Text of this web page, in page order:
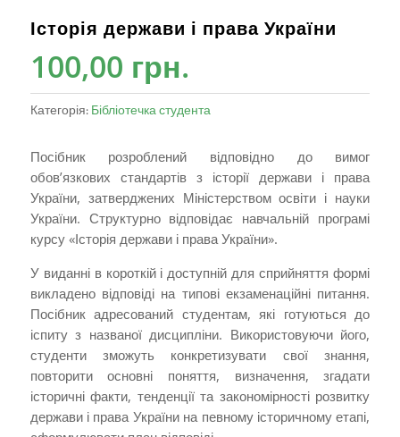
Історія держави і права України
100,00 грн.
Категорія: Бібліотечка студента
Посібник розроблений відповідно до вимог
обов’язкових стандартів з історії держави і права
України, затверджених Міністерством освіти і науки
України. Структурно відповідає навчальній програмі
курсу «Історія держави і права України».
У виданні в короткій і доступній для сприйняття формі
викладено відповіді на типові екзаменаційні питання.
Посібник адресований студентам, які готуються до
іспиту з названої дисципліни. Використовуючи його,
студенти зможуть конкретизувати свої знання,
повторити основні поняття, визначення, згадати
історичні факти, тенденції та закономірності розвитку
держави і права України на певному історичному етапі,